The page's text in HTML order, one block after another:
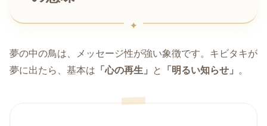
夢の中の鳥は、メッセージ性が強い象徴です。キビタキが
夢に出たら、基本は 「心の再生」 と 「明るい知らせ」 。